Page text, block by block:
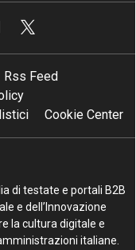
Rss Feed
Cookie Center
di testate e portali B2B
e dell’Innovazione
la cultura digitale e
italiane.